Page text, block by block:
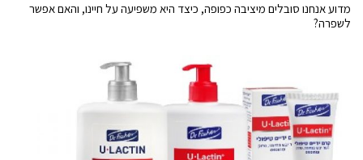
מדוע אנחנו סובלים מיציבה כפופה, כיצד היא משפיעה על חיינו, והאם אפשר
לשפרה?